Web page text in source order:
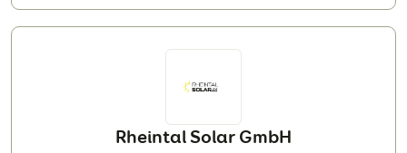
Qualität der Komponenten und die saubere Installation ist.
Durch den Einsatz hochwertiger Komponenten und
Ihrer Photovoltaikanlage garantieren. Wir realisieren
grossen Anlage. Wir würden uns freuen, auch Ihre
Rheintal Solar GmbH